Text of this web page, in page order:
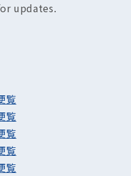
updates.
覧
覧
覧
覧
覧